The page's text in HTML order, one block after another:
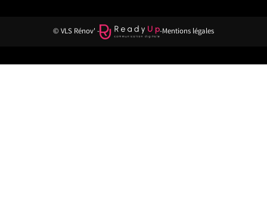
© VLS Rénov' - -Mentions légales